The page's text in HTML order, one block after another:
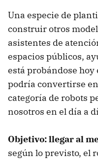
Una especie de
construir otros
asistentes de
espacios públicos,
está probándose
podría convertirse
categoría de robots
nosotros en el día a
Objetivo: llegar al
según lo previsto, el